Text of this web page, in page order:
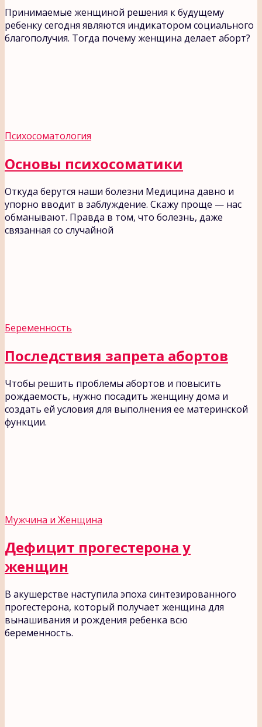
Принимаемые женщиной решения к будущему
ребенку сегодня являются индикатором социального
благополучия. Тогда почему женщина делает аборт?
Психосоматология
Основы психосоматики
Откуда берутся наши болезни Медицина давно и
упорно вводит в заблуждение. Скажу проще — нас
обманывают. Правда в том, что болезнь, даже
связанная со случайной
Беременность
Последствия запрета абортов
Чтобы решить проблемы абортов и повысить
рождаемость, нужно посадить женщину дома и
создать ей условия для выполнения ее материнской
функции.
Мужчина и Женщина
Дефицит прогестерона у
женщин
В акушерстве наступила эпоха синтезированного
прогестерона, который получает женщина для
вынашивания и рождения ребенка всю
беременность.